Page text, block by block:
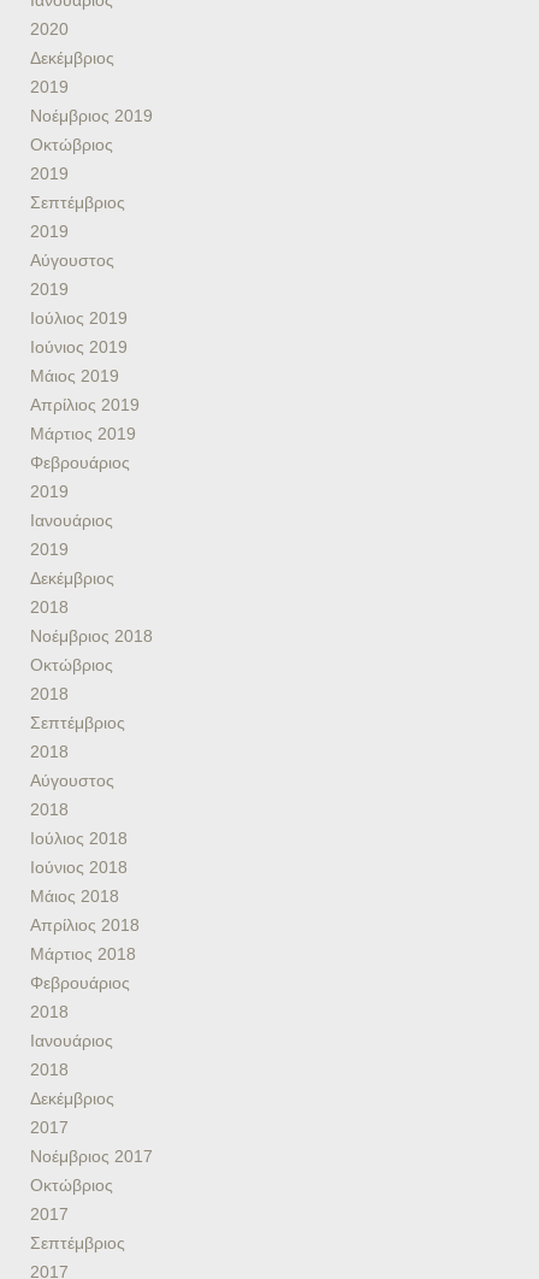
2020
Δεκέμβριος
2019
Νοέμβριος 2019
Οκτώβριος
2019
Σεπτέμβριος
2019
Αύγουστος
2019
Ιούλιος 2019
Ιούνιος 2019
Μάιος 2019
Απρίλιος 2019
Μάρτιος 2019
Φεβρουάριος
2019
Ιανουάριος
2019
Δεκέμβριος
2018
Νοέμβριος 2018
Οκτώβριος
2018
Σεπτέμβριος
2018
Αύγουστος
2018
Ιούλιος 2018
Ιούνιος 2018
Μάιος 2018
Απρίλιος 2018
Μάρτιος 2018
Φεβρουάριος
2018
Ιανουάριος
2018
Δεκέμβριος
2017
Νοέμβριος 2017
Οκτώβριος
2017
Σεπτέμβριος
2017